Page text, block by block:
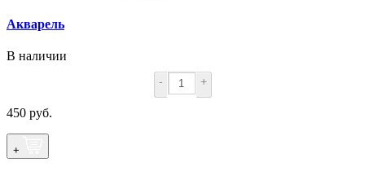
Акварель
В наличии
- +
450 руб.
+